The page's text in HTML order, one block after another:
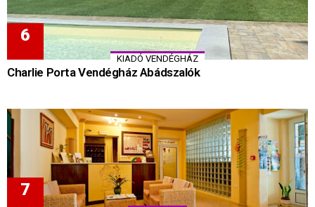
KIADÓ VENDÉGHÁZ
Charlie Porta Vendégház Abádszalók